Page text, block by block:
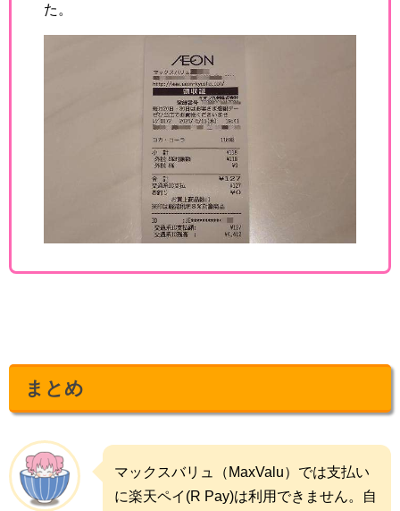
た。
まとめ
マックスバリュ（MaxValu）では支払い
に楽天ペイ(R Pay)は利用できません。自